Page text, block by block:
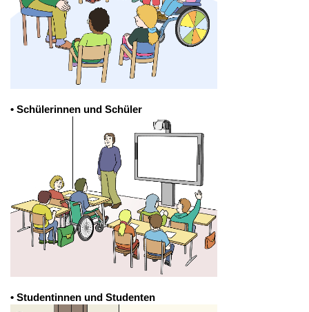
• Schülerinnen und Schüler
• Studentinnen und Studenten